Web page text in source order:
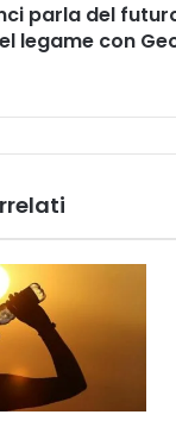
parla del
legame con